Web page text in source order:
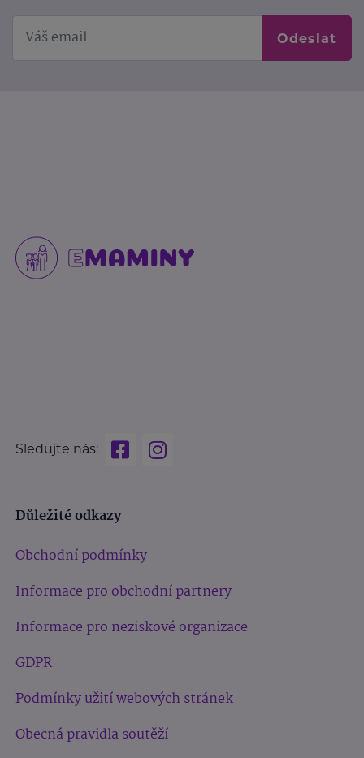
Odeslat
Sledujte nás:
Důležité odkazy
Obchodní podmínky
Informace pro obchodní partnery
Informace pro neziskové organizace
GDPR
Podmínky užití webových stránek
Obecná pravidla soutěží